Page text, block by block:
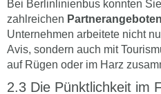
Bei Berlinlinienbus konnten
zahlreichen Partnerangeboten
Unternehmen arbeitete nicht
Avis, sondern auch mit
auf Rügen oder im Harz
Die Pünktlichkeit im